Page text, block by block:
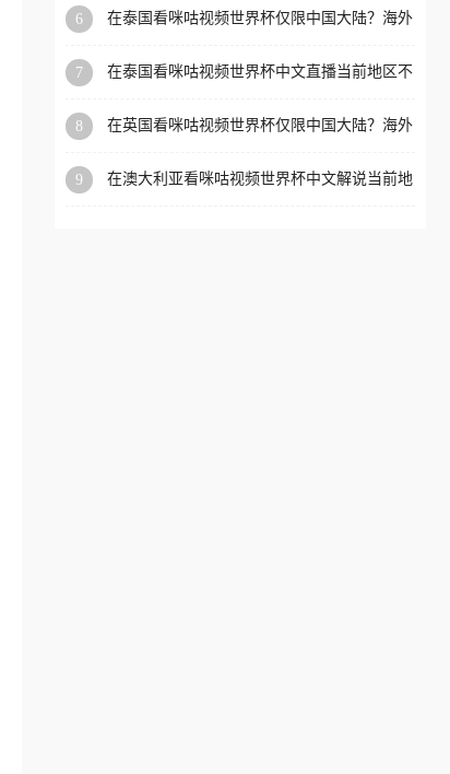
6
在泰国看咪咕视频世界杯仅限中国大陆？海外
7
在泰国看咪咕视频世界杯中文直播当前地区不
8
在英国看咪咕视频世界杯仅限中国大陆？海外
9
在澳大利亚看咪咕视频世界杯中文解说当前地